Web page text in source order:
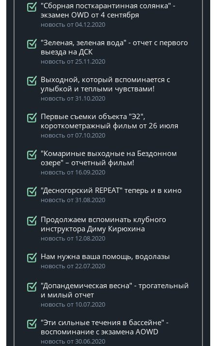
"Сборная посткарантинная солянка" -
экзамен OWD от 4 сентября
новость от 04.12.2020
"Зеленая, зеленая вода" - отчет с первого
выезда на ДСК
новость от 25.11.2020
Выходной, который вспоминается с
улыбкой и теплыми чувствами!
новость от 31.10.2020
Первые съемки объекта "Э2",
короткометражный фильм от 26 июля
новость от 07.10.2020
"Комариные выходные на Бездонном
озере" – отчетный фильм!
новость от 16.09.2020
"Десногорский REPEAT" теперь и в кино
новость от 31.08.2020
Продолжаем вспоминать клубного
инструктора Диму Кирюхина
новость от 12.08.2020
Нам нужна ваша помощь, водолазы
новость от 22.07.2020
"Допандемическая весна" - трогательный
и милый отчет
новость от 10.07.2020
"Эти сильные течения в бассейне" -
воспоминание с экзамена AOWD
новость от 30.06.2020